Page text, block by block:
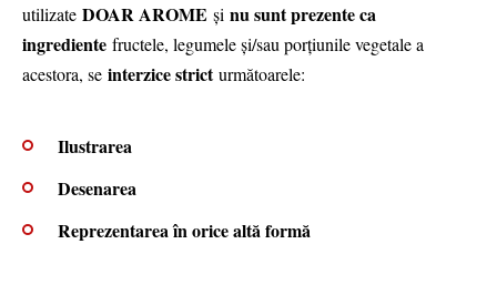
utilizate DOAR AROME și nu sunt prezente ca
ingrediente fructele, legumele și/sau porțiunile vegetale a
acestora, se interzice stricturmătoarele:
Ilustrarea
Desenarea
Reprezentarea în orice altă formă